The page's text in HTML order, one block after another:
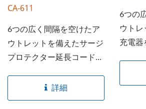
ワンパワーストリップUSB
最高の選択です。
CA-611
6つの広く間隔を空けたア
ウトレットを備えたサージ
プロテクター延長コード。
モデリング技術によりソケ
ット間の間隔が巧妙に広が
詳細
6つの
ウトレ
充電器
型デ
ング技